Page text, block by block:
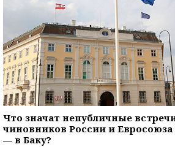
Что значат непубличные
чиновников России и Евросоюза
— в Баку?